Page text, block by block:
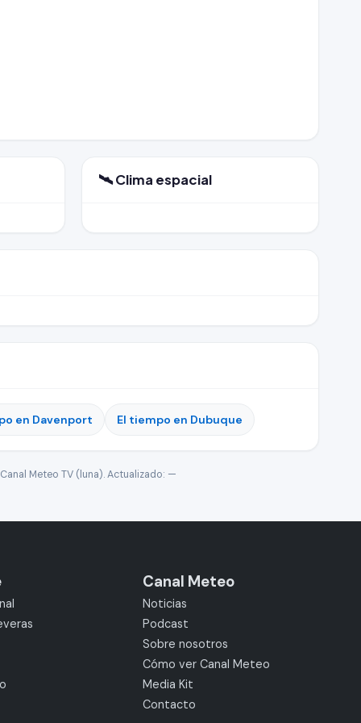
🛰️ Clima espacial
en Davenport El tiempo en Dubuque
Meteo TV (luna). Actualizado: —
Canal Meteo
Noticias
Podcast
Sobre nosotros
Cómo ver Canal Meteo
Media Kit
Contacto